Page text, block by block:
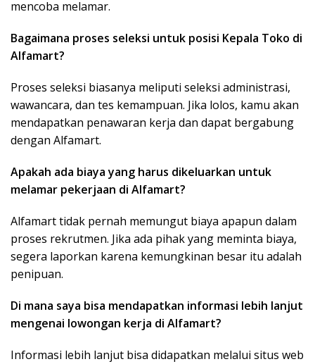
mencoba melamar.
Bagaimana proses seleksi untuk posisi Kepala Toko di
Alfamart?
Proses seleksi biasanya meliputi seleksi administrasi,
wawancara, dan tes kemampuan. Jika lolos, kamu akan
mendapatkan penawaran kerja dan dapat bergabung
dengan Alfamart.
Apakah ada biaya yang harus dikeluarkan untuk
melamar pekerjaan di Alfamart?
Alfamart tidak pernah memungut biaya apapun dalam
proses rekrutmen. Jika ada pihak yang meminta biaya,
segera laporkan karena kemungkinan besar itu adalah
penipuan.
Di mana saya bisa mendapatkan informasi lebih lanjut
mengenai lowongan kerja di Alfamart?
Informasi lebih lanjut bisa didapatkan melalui situs web